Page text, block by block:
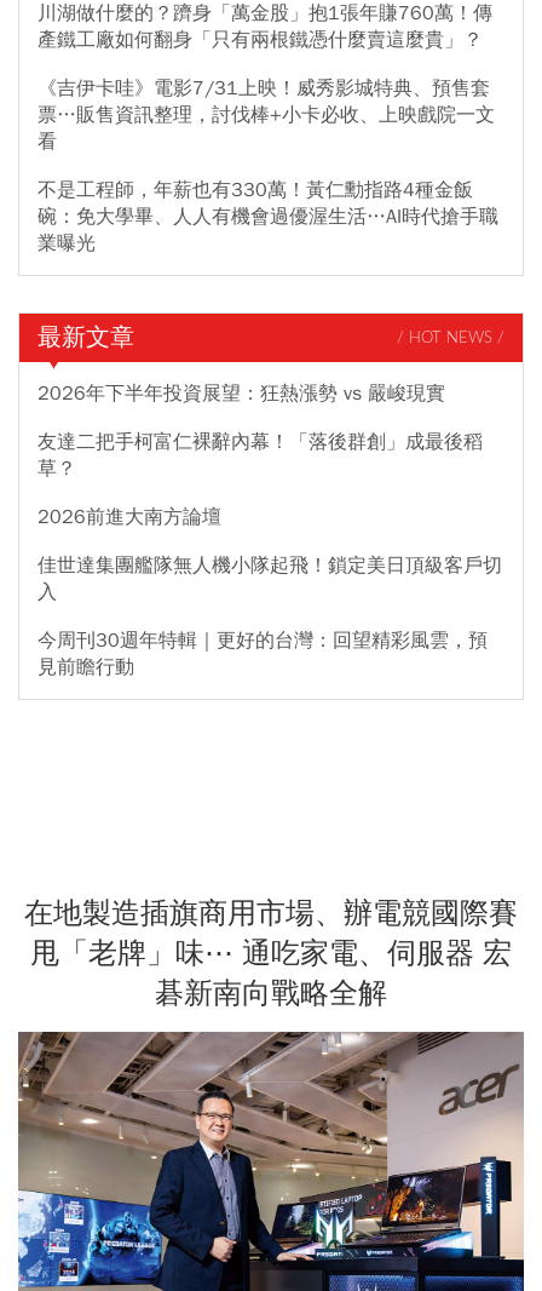
川湖做什麼的？躋身「萬金股」抱1張年賺760萬！傳
產鐵工廠如何翻身「只有兩根鐵憑什麼賣這麼貴」？
《吉伊卡哇》電影7/31上映！威秀影城特典、預售套
票…販售資訊整理，討伐棒+小卡必收、上映戲院一文
看
不是工程師，年薪也有330萬！黃仁勳指路4種金飯
碗：免大學畢、人人有機會過優渥生活…AI時代搶手職
業曝光
最新文章 / HOT NEWS /
2026年下半年投資展望：狂熱漲勢 vs 嚴峻現實
友達二把手柯富仁裸辭內幕！「落後群創」成最後稻
草？
2026前進大南方論壇
佳世達集團艦隊無人機小隊起飛！鎖定美日頂級客戶切
入
今周刊30週年特輯｜更好的台灣：回望精彩風雲，預
見前瞻行動
在地製造插旗商用市場、辦電競國際賽
甩「老牌」味⋯ 通吃家電、伺服器 宏
碁新南向戰略全解